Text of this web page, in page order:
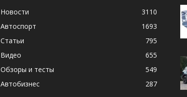
Новости
3110
Автоспорт
1693
Статьи
795
Видео
655
Обзоры и тесты
549
Автобизнес
287